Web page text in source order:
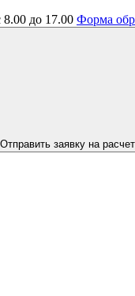
до 17.00 Форма
Отправить заявку на расчет